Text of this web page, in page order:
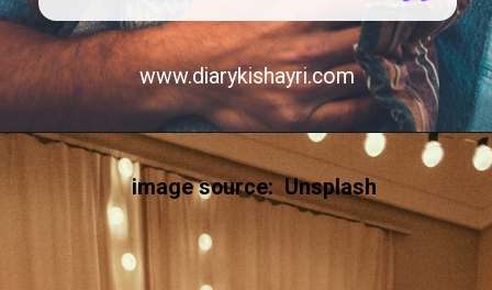
www.diarykishayri.com
image source: Unsplash